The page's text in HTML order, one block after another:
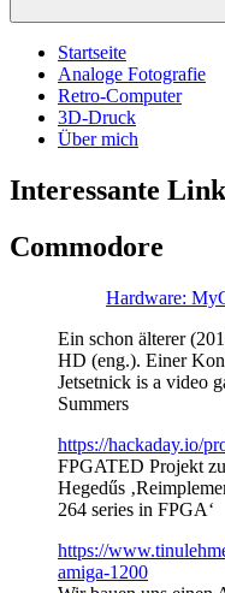
Startseite
Analoge Fotografie
Retro-Computer
3D-Druck
Über mich
Interessante
Commodore
Hardware:
Ein schon älterer
HD (eng.). Einer
Jetsetnick is a video
Summers
https://hackaday.io/
FPGATED Projekt
Hegedűs
264 series in FPGA‘
https://
amiga-1200